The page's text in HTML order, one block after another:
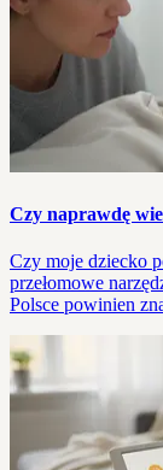
Czy naprawdę
Czy moje dziecko
przełomowe
Polsce powinien